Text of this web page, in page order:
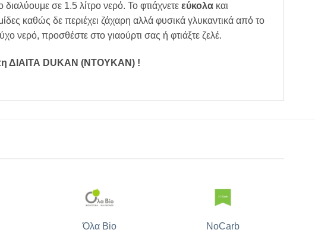
διαλύουμε σε 1.5 λίτρο νερό. Το φτιάχνετε εύκολα και
καθώς δε περιέχει ζάχαρη αλλά φυσικά γλυκαντικά από το
νερό, προσθέστε στο γιαούρτι σας ή φτιάξτε ζελέ.
ΔΙΑΙΤΑ DUKAN (ΝΤΟΥΚΑΝ) !
Όλα Bio NoCarb